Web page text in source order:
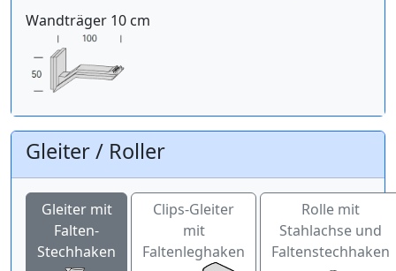
Wandträger 10 cm
Gleiter / Roller
Gleiter mit
Falten-
Stechhaken
Clips-Gleiter
mit
Faltenleghaken
Rolle mit
Stahlachse und
Faltenstechhaken